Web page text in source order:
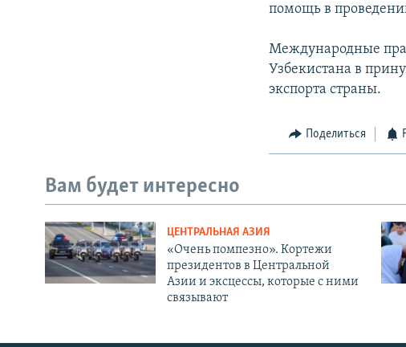
помощь в
Международные
Узбекистана в
экспорта страны.
Поделиться
Вам будет интересно
ЦЕНТРАЛЬНАЯ АЗИЯ
«Очень помпезно». Кортежи
президентов в Центральной
Азии и эксцессы, которые с ними
связывают